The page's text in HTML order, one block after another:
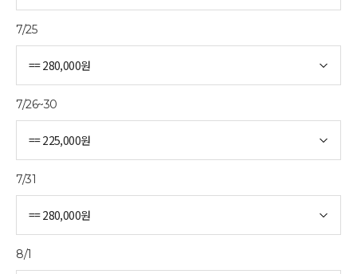
7/25
7/26~30
7/31
8/1